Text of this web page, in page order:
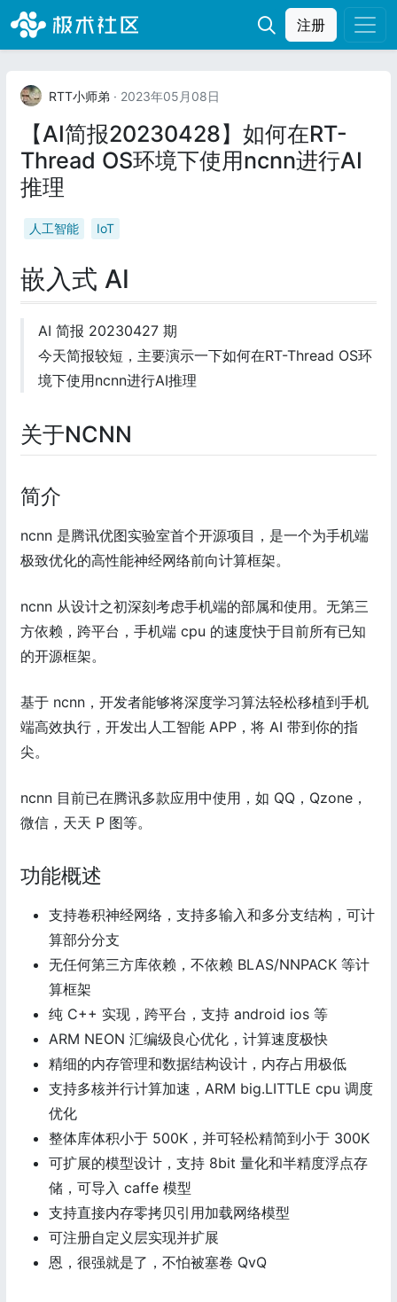
注册
RTT小师弟 · 2023年05月08日
【AI简报20230428】如何在RT-
Thread OS环境下使用ncnn进行AI
推理
人工智能 IoT
嵌入式 AI
AI 简报 20230427 期
今天简报较短，主要演示一下如何在RT-Thread OS环
境下使用ncnn进行AI推理
关于NCNN
简介
ncnn 是腾讯优图实验室首个开源项目，是一个为手机端
极致优化的高性能神经网络前向计算框架。
ncnn 从设计之初深刻考虑手机端的部属和使用。无第三
方依赖，跨平台，手机端 cpu 的速度快于目前所有已知
的开源框架。
基于 ncnn，开发者能够将深度学习算法轻松移植到手机
端高效执行，开发出人工智能 APP，将 AI 带到你的指
尖。
ncnn 目前已在腾讯多款应用中使用，如 QQ，Qzone，
微信，天天 P 图等。
功能概述
支持卷积神经网络，支持多输入和多分支结构，可计
算部分分支
无任何第三方库依赖，不依赖 BLAS/NNPACK 等计
算框架
纯 C++ 实现，跨平台，支持 android ios 等
ARM NEON 汇编级良心优化，计算速度极快
精细的内存管理和数据结构设计，内存占用极低
支持多核并行计算加速，ARM big.LITTLE cpu 调度
优化
整体库体积小于 500K，并可轻松精简到小于 300K
可扩展的模型设计，支持 8bit 量化和半精度浮点存
储，可导入 caffe 模型
支持直接内存零拷贝引用加载网络模型
可注册自定义层实现并扩展
恩，很强就是了，不怕被塞卷 QvQ